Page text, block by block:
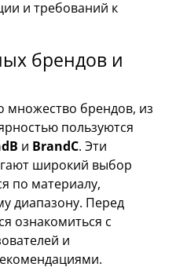
и требований к
брендов и
множество брендов, из
пользуются
и BrandC. Эти
широкий выбор
по материалу,
диапазону. Перед
ознакомиться с
и